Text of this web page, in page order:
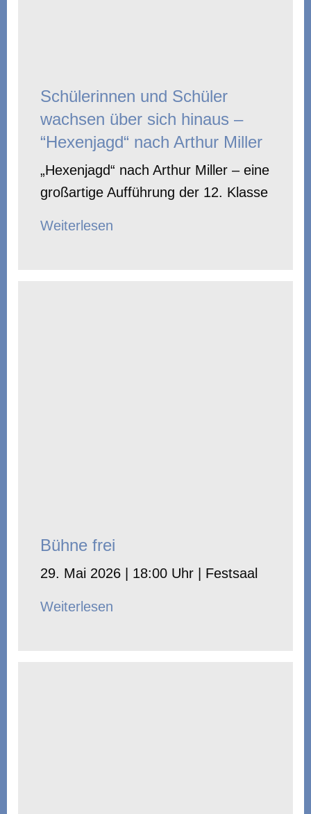
Schülerinnen und Schüler
wachsen über sich hinaus –
“Hexenjagd“ nach Arthur Miller
„Hexenjagd“ nach Arthur Miller – eine
großartige Aufführung der 12. Klasse
Weiterlesen
Bühne frei
29. Mai 2026 | 18:00 Uhr | Festsaal
Weiterlesen